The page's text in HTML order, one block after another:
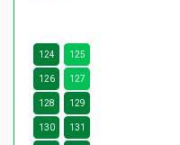
124 125
126 127
128 129
130 131